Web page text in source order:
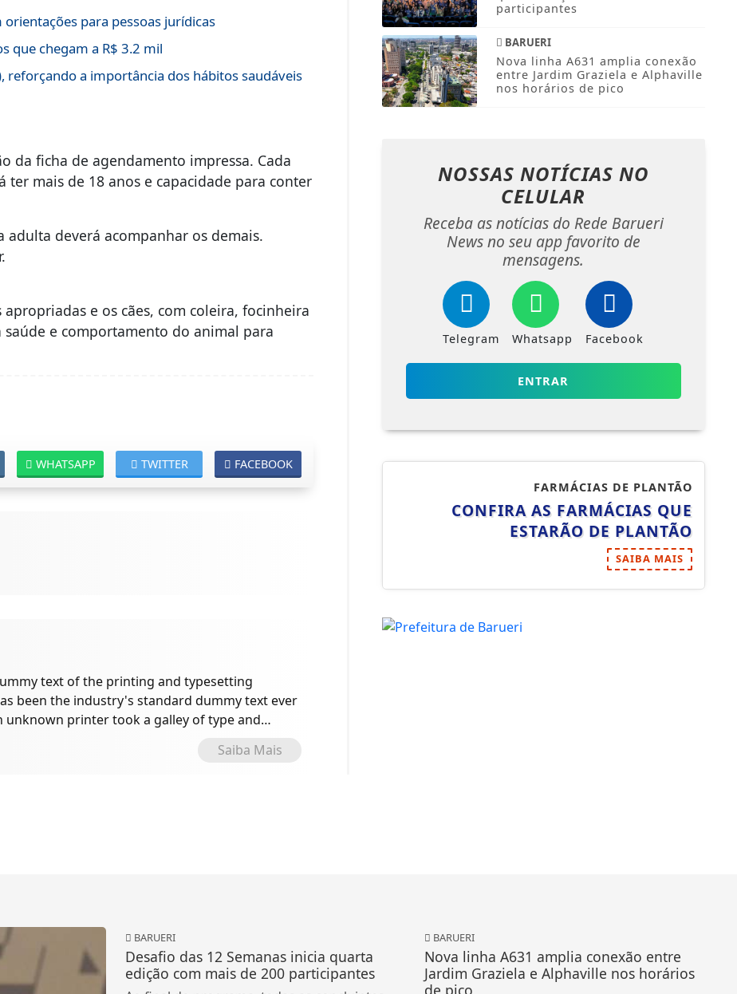
para pessoas jurídicas
que chegam a R$ 3.2 mil
reforçando a importância dos hábitos saudáveis
da ficha de agendamento impressa. Cada
mais de 18 anos e capacidade para conter
adulta deverá acompanhar os demais.
e os cães, com coleira, focinheira
e comportamento do animal para
FACEBOOK
TWITTER
WHATSAPP
text of the printing and typesetting
been the industry's standard dummy text ever
unknown printer took a galley of type and
specimen book.
Saiba Mais
participantes
BARUERI
Nova linha A631 amplia conexão
entre Jardim Graziela e Alphaville
nos horários de pico
NOSSAS NOTÍCIAS NO
CELULAR
Receba as notícias do Rede Barueri
News no seu app favorito de
mensagens.
Telegram Whatsapp Facebook
ENTRAR
FARMÁCIAS DE PLANTÃO
CONFIRA AS FARMÁCIAS QUE
ESTARÃO DE PLANTÃO
SAIBA MAIS
BARUERI
Desafio das 12 Semanas inicia quarta
edição com mais de 200 participantes
BARUERI
Nova linha A631 amplia conexão entre
Jardim Graziela e Alphaville nos horários
de pico